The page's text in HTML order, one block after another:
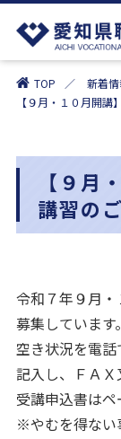
TOP 新着
【９月・１０月開
【９月
講習の
令和７年９月
募集しています。
空き状況を電
記入し、ＦＡＸ
受講申込書はペ
※やむを得ない